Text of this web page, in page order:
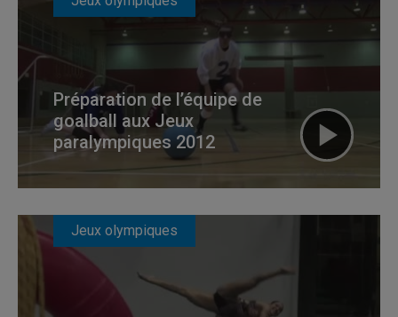
Préparation de l’équipe de
goalball aux Jeux
paralympiques 2012
Jeux olympiques